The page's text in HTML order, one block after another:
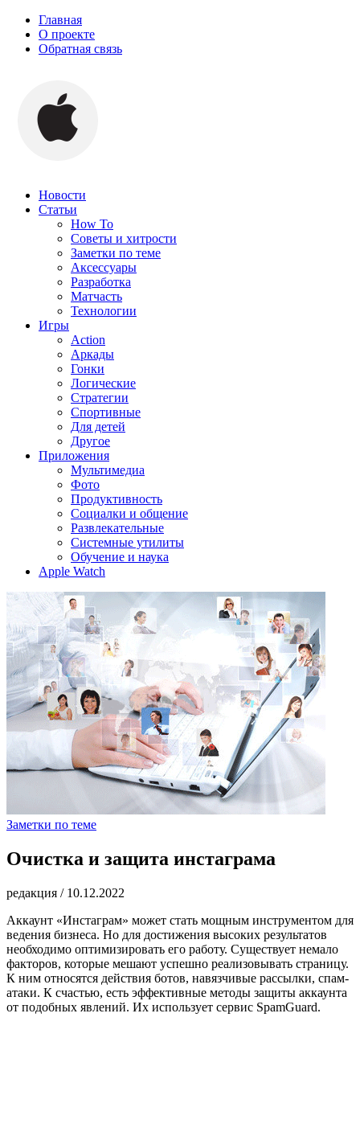
Главная
О проекте
Обратная связь
Новости
Статьи
How To
Советы и хитрости
Заметки по теме
Аксессуары
Разработка
Матчасть
Технологии
Игры
Action
Аркады
Гонки
Логические
Стратегии
Спортивные
Для детей
Другое
Приложения
Мультимедиа
Фото
Продуктивность
Социалки и общение
Развлекательные
Системные утилиты
Обучение и наука
Apple Watch
Заметки по теме
Очистка и защита инстаграма
редакция / 10.12.2022
Аккаунт «Инстаграм» может стать мощным инструментом для
ведения бизнеса. Но для достижения высоких результатов
необходимо оптимизировать его работу. Существует немало
факторов, которые мешают успешно реализовывать страницу.
К ним относятся действия ботов, навязчивые рассылки, спам-
атаки. К счастью, есть эффективные методы защиты аккаунта
от подобных явлений. Их использует сервис SpamGuard.